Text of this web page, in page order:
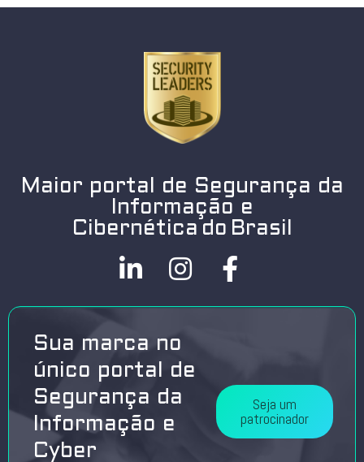
Maior portal de Segurança da
Informação e
Cibernética do Brasil
Sua marca no
único portal de
Segurança da
Informação e
Cyber
Seja um
patrocinador